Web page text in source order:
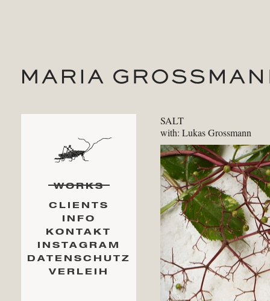
WORKS
CLIENTS
INFO
KONTAKT
INSTAGRAM
DATENSCHUTZ
VERLEIH
SALT
with: Lukas Grossmann